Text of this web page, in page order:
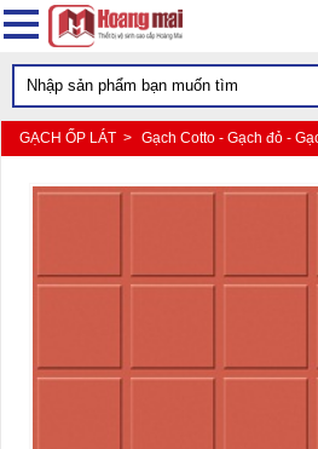
GẠCH ỐP LÁT > Gạch Cotto - Gạch đỏ -